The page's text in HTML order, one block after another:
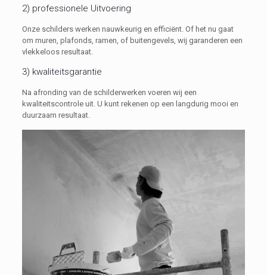
2) professionele Uitvoering
Onze schilders werken nauwkeurig en efficiënt. Of het nu gaat
om muren, plafonds, ramen, of buitengevels, wij garanderen een
vlekkeloos resultaat.
3) kwaliteitsgarantie
Na afronding van de schilderwerken voeren wij een
kwaliteitscontrole uit. U kunt rekenen op een langdurig mooi en
duurzaam resultaat.